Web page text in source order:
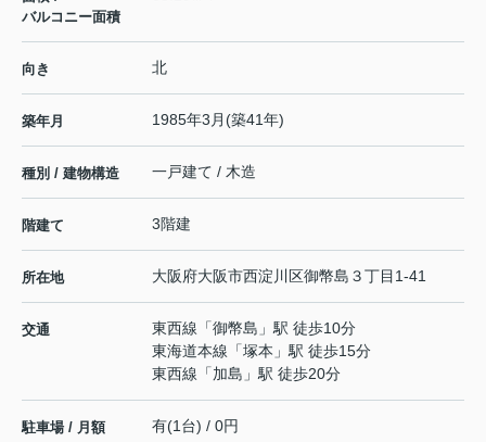
バルコニー面積
向き 北
築年月 1985年3月(築41年)
種別 / 建物構造 一戸建て / 木造
階建て 3階建
所在地 大阪府大阪市西淀川区御幣島 ３丁目1-41
交通 東西線 「御幣島 」駅 徒歩10分
東海道本線 「塚本 」駅 徒歩15分
東西線 「加島 」駅 徒歩20分
駐車場 / 月額 有(1台) / 0円